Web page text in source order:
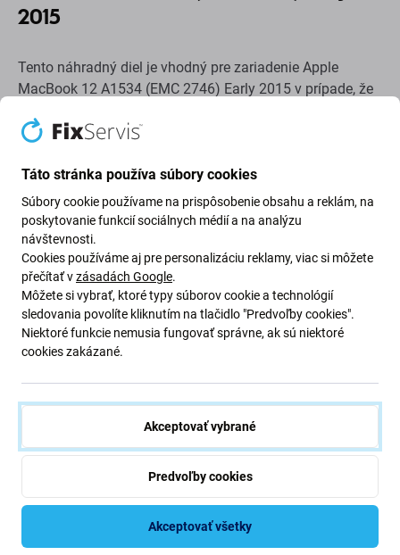
2015
Tento náhradný diel je vhodný pre zariadenie Apple
MacBook 12 A1534 (EMC 2746) Early 2015 v prípade, že
alebo chýba. Je určený pre
Diel chráni prednú časť displejovej zostavy a pomáha
obnoviť jej kompletný vzhľad.
Kvalita náhradného dielu
Aftermarket:Tento náhradný diel vyrába tretia strana
ako alternatívu k pôvodnému komponentu. Je navrhnutý
tak, aby poskytoval správne osadenie a funkčnosť v
spracovaní alebo výkone.
Montáž a odporúčania:
pred montážou odstráňte zvyšky pôvodného lepidla
Táto stránka používa súbory cookies
Súbory cookie používame na prispôsobenie obsahu a reklám, na
poskytovanie funkcií sociálnych médií a na analýzu
návštevnosti.
Cookies používáme aj pre personalizáciu reklamy, viac si môžete
přečítať vzásadách Google.
Môžete si vybrať, ktoré typy súborov cookie a technológií
sledovania povolíte kliknutím na tlačidlo "Predvoľby cookies".
Niektoré funkcie nemusia fungovať správne, ak sú niektoré
cookies zakázané.
Akceptovať vybrané
Predvoľby cookies
Akceptovať všetky